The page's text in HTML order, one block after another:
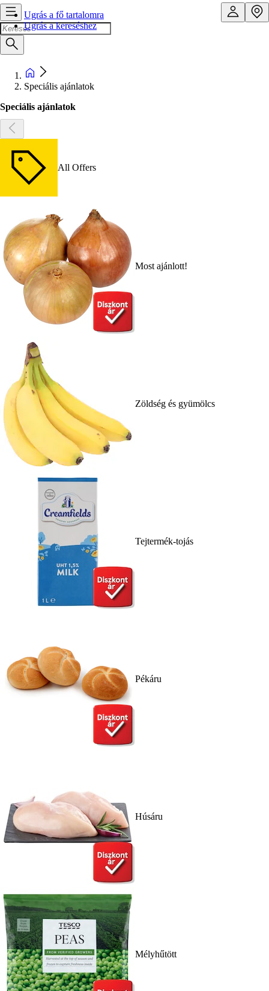
Ugrás a fő tartalomra
Ugrás a kereséshez
Speciális ajánlatok
Speciális ajánlatok
All Offers
Most ajánlott!
Zöldség és gyümölcs
Tejtermék-tojás
Pékáru
Húsáru
Mélyhűtött